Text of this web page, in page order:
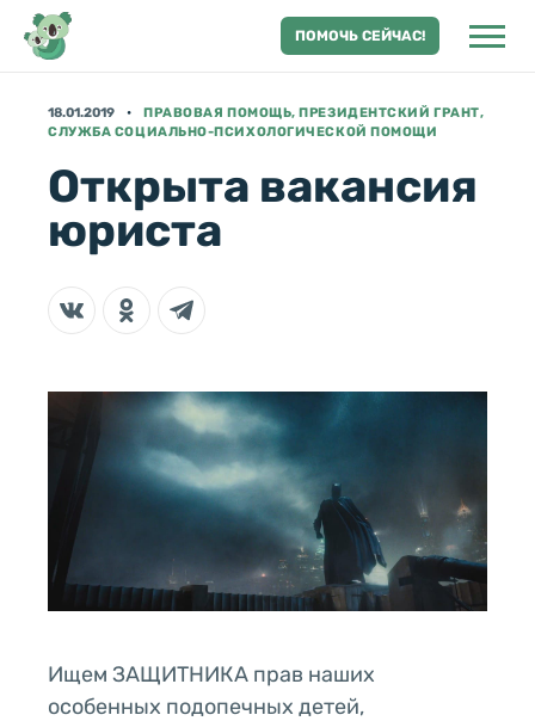
ПОМОЧЬ СЕЙЧАС!
18.01.2019
ПРАВОВАЯ ПОМОЩЬ, ПРЕЗИДЕНТСКИЙ ГРАНТ,
СЛУЖБА СОЦИАЛЬНО-ПСИХОЛОГИЧЕСКОЙ ПОМОЩИ
Открыта вакансия
юриста
Ищем ЗАЩИТНИКА прав наших
особенных подопечных детей,